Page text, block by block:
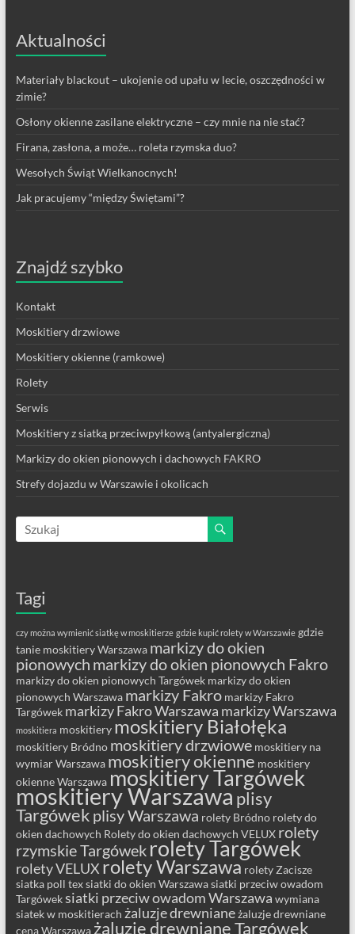
Aktualności
Materiały blackout – ukojenie od upału w lecie, oszczędności w
zimie?
Osłony okienne zasilane elektryczne – czy mnie na nie stać?
Firana, zasłona, a może… roleta rzymska duo?
Wesołych Świąt Wielkanocnych!
Jak pracujemy “między Świętami”?
Znajdź szybko
Kontakt
Moskitiery drzwiowe
Moskitiery okienne (ramkowe)
Rolety
Serwis
Moskitiery z siatką przeciwpyłkową (antyalergiczną)
Markizy do okien pionowych i dachowych FAKRO
Strefy dojazdu w Warszawie i okolicach
Tagi
czy można wymienić siatkę w moskitierze gdzie kupić rolety w Warszawie gdzie
tanie moskitiery Warszawa markizy do okien
pionowych markizy do okien pionowych Fakro
markizy do okien pionowych Targówek markizy do okien
pionowych Warszawa markizy Fakro markizy Fakro
Targówek markizy Fakro Warszawa markizy Warszawa
moskitiera moskitiery moskitiery Białołęka
moskitiery Bródno moskitiery drzwiowe moskitiery na
wymiar Warszawa moskitiery okienne moskitiery
okienne Warszawa moskitiery Targówek
moskitiery Warszawaplisy
Targówek plisy Warszawa rolety Bródno rolety do
okien dachowych Rolety do okien dachowych VELUX rolety
rzymskie Targówek rolety Targówek
rolety VELUX rolety Warszawa rolety Zacisze
siatka poll texsiatki do okien Warszawasiatki przeciw owadom
Targóweksiatki przeciw owadom Warszawa wymiana
siatek w moskitierach żaluzje drewnianeżaluzje drewniane
cena Warszawa żaluzje drewniane Targówek